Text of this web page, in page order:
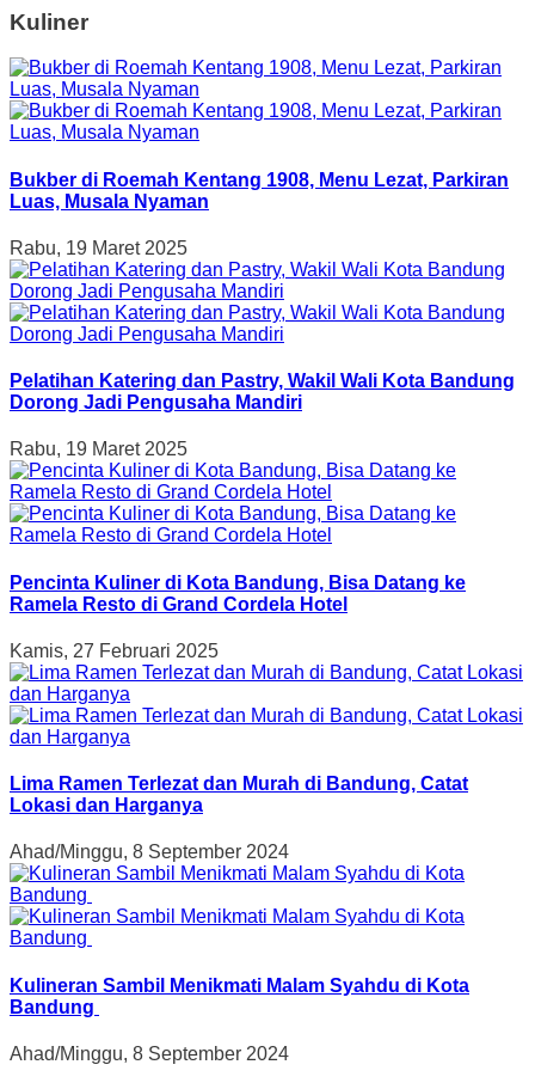
Kuliner
Bukber di Roemah Kentang 1908, Menu Lezat, Parkiran
Luas, Musala Nyaman
Rabu, 19 Maret 2025
Pelatihan Katering dan Pastry, Wakil Wali Kota Bandung
Dorong Jadi Pengusaha Mandiri
Rabu, 19 Maret 2025
Pencinta Kuliner di Kota Bandung, Bisa Datang ke
Ramela Resto di Grand Cordela Hotel
Kamis, 27 Februari 2025
Lima Ramen Terlezat dan Murah di Bandung, Catat
Lokasi dan Harganya
Ahad/Minggu, 8 September 2024
Kulineran Sambil Menikmati Malam Syahdu di Kota
Bandung
Ahad/Minggu, 8 September 2024